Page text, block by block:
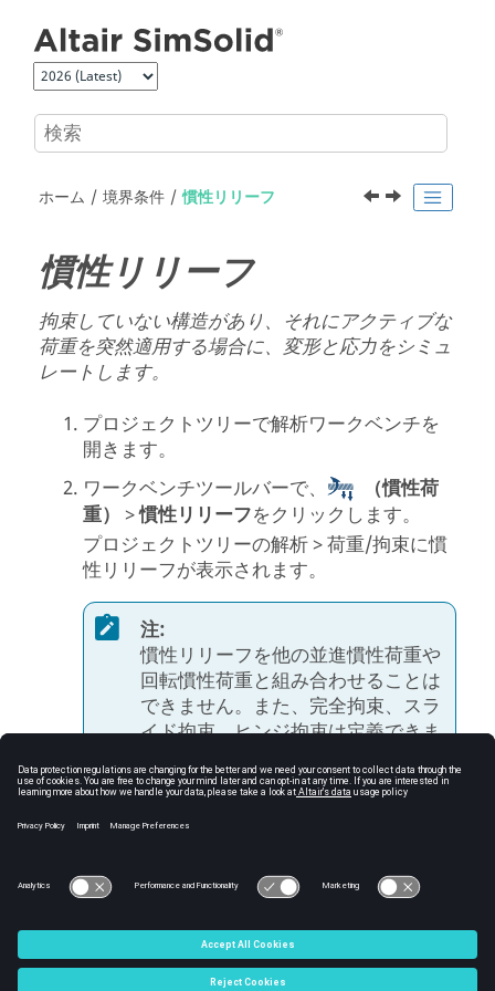
ホーム 境界条件 慣性リリーフ
慣性リリーフ
拘束していない構造があり、それにアクティブな
荷重を突然適用する場合に、変形と応力をシミュ
レートします。
プロジェクトツリーで解析ワークベンチを
開きます。
ワークベンチツールバーで、
（慣性荷
重） >慣性リリーフをクリックします。
プロジェクトツリーの解析 > 荷重/拘束に慣
性リリーフが表示されます。
注:
慣性リリーフを他の並進慣性荷重や
回転慣性荷重と組み合わせることは
できません。また、完全拘束、スラ
イド拘束、ヒンジ拘束は定義できま
© 2025 Altair Engineering, Inc. All Rights Reserved.
Intellectual Property Rights Notice|Technical Support|Cookie
Consent